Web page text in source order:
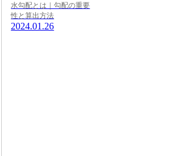
水勾配とは｜勾配の重要
性と算出方法
2024.01.26